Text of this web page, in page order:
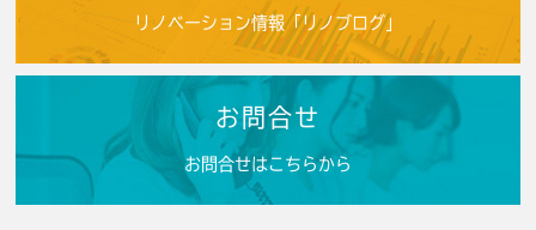
リノベーション情報「リノブログ」
お問合せ
お問合せはこちらから